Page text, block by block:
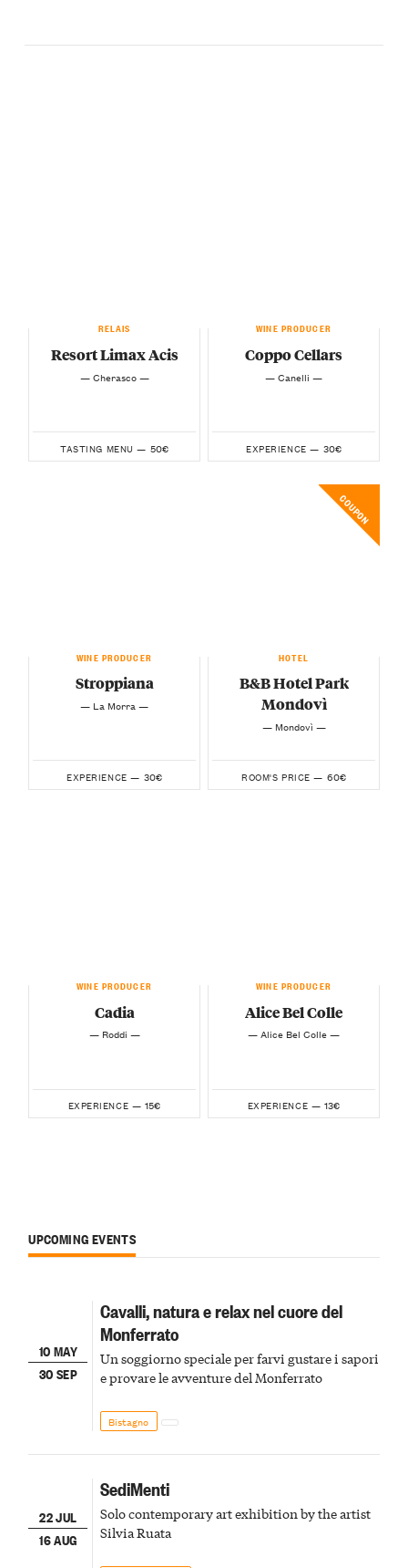
RELAIS
Resort Limax Acis
— Cherasco —
TASTING MENU — 50€
WINE PRODUCER
Coppo Cellars
— Canelli —
EXPERIENCE — 30€
WINE PRODUCER
Stroppiana
— La Morra —
EXPERIENCE — 30€
COUPON
HOTEL
B&B Hotel Park
Mondovì
— Mondovì —
ROOM'S PRICE — 60€
WINE PRODUCER
Cadia
— Roddi —
EXPERIENCE — 15€
WINE PRODUCER
Alice Bel Colle
— Alice Bel Colle —
EXPERIENCE — 13€
UPCOMING EVENTS
10 MAY
30 SEP
Cavalli, natura e relax nel cuore del
Monferrato
Un soggiorno speciale per farvi gustare i sapori
e provare le avventure del Monferrato
Bistagno
22 JUL
16 AUG
SediMenti
Solo contemporary art exhibition by the artist
Silvia Ruata